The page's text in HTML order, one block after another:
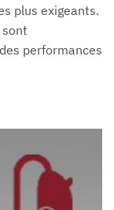
plus exigeants.
performances